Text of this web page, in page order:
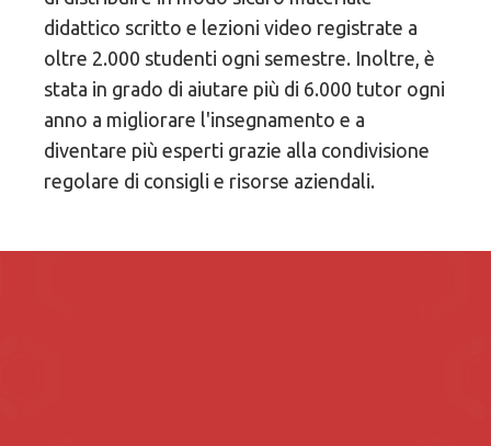
didattico scritto e lezioni video registrate a
oltre 2.000 studenti ogni semestre. Inoltre, è
stata in grado di aiutare più di 6.000 tutor ogni
anno a migliorare l'insegnamento e a
diventare più esperti grazie alla condivisione
regolare di consigli e risorse aziendali.